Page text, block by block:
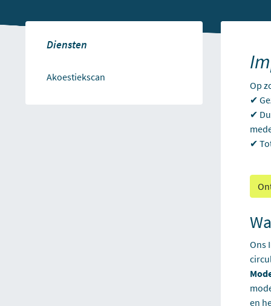
Diensten
Akoestiekscan
Op
✔
✔
✔
Ons
en